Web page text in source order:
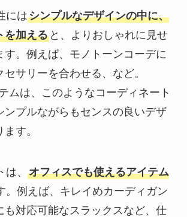
にはシンプルなデザインの中に、
を加えると、よりおしゃれに見せ
す。例えば、モノトーンコーデに
セサリーを合わせる、など。
ムは、このようなコーディネート
ンプルながらもセンスの良いデザ
す。
、 オフィスでも使えるアイテム
。例えば、キレイめカーディガン
も対応可能なスラックスなど、仕